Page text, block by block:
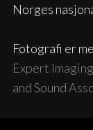
Norges
Fotografi er
Expert Imaging
and Sound